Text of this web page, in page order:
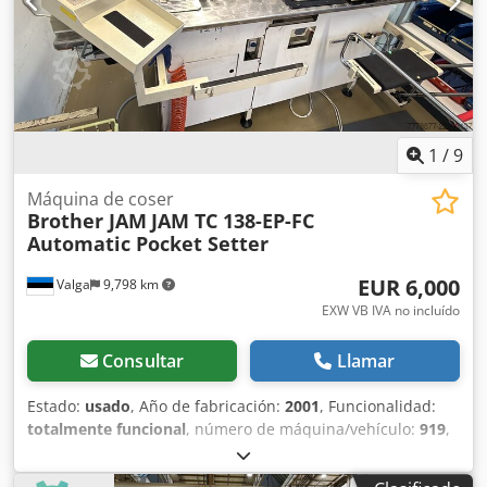
1 /9
Valga 9,798 km
Máquina de coser
Brother JAM JAM TC 138-EP-FC
Automatic Pocket Setter
EUR 6,000
EXW VB IVA no incluído
Consultar Llamar
Estado: usado, Año de fabricación: 2001, Funcionalidad:
totalmente funcional, número de máquina/vehículo: 919,
750 W
tipo de corriente de entrada:trifásico, longitud de avance